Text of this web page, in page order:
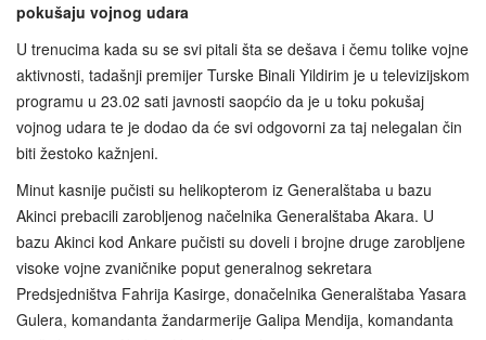
pokušaju vojnog udara
U trenucima kada su se svi pitali šta se dešava i čemu tolike vojne
aktivnosti, tadašnji premijer Turske Binali Yildirim je u televizijskom
programu u 23.02 sati javnosti saopćio da je u toku pokušaj
vojnog udara te je dodao da će svi odgovorni za taj nelegalan čin
biti žestoko kažnjeni.
Minut kasnije pučisti su helikopterom iz Generalštaba u bazu
Akinci prebacili zarobljenog načelnika Generalštaba Akara. U
bazu Akinci kod Ankare pučisti su doveli i brojne druge zarobljene
visoke vojne zvaničnike poput generalnog sekretara
Predsjedništva Fahrija Kasirge, donačelnika Generalštaba Yasara
Gulera, komandanta žandarmerije Galipa Mendija, komandanta